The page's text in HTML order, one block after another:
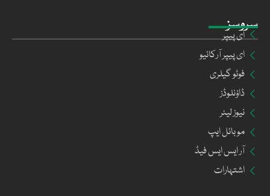
سروسز
ای پیپر
ای پیپر آرکائیو
فوٹو گیلری
ڈاؤنلوڈز
نیوز لیٹر
موبائل ایپ
آر ایس ایس فیڈ
اشتہارات